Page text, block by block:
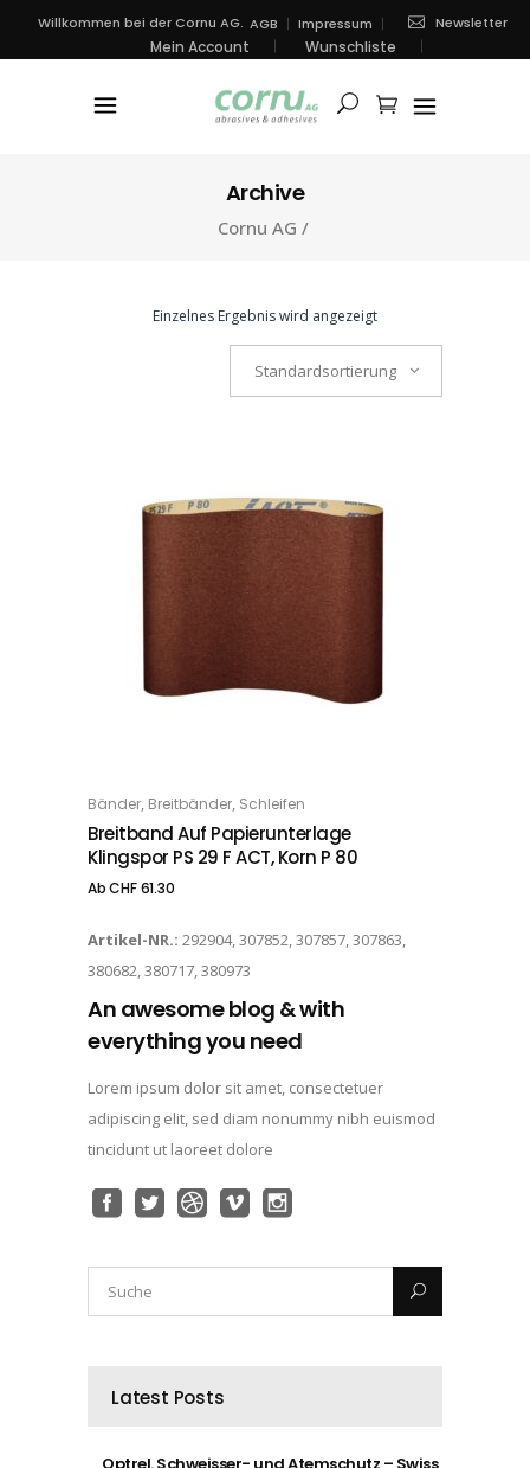
Willkommen bei der Cornu AG. AGB Impressum Newsletter
Mein Account Wunschliste
Archive
Cornu AG /
Einzelnes Ergebnis wird angezeigt
Standardsortierung
OPTIONS
Bänder, Breitbänder, Schleifen
Breitband Auf Papierunterlage
Klingspor PS 29 F ACT, Korn P 80
AbCHF61.30
Artikel-NR.: 292904, 307852, 307857, 307863,
380682, 380717, 380973
An awesome blog & with
everything you need
Lorem ipsum dolor sit amet, consectetuer
adipiscing elit, sed diam nonummy nibh euismod
tincidunt ut laoreet dolore
Latest Posts